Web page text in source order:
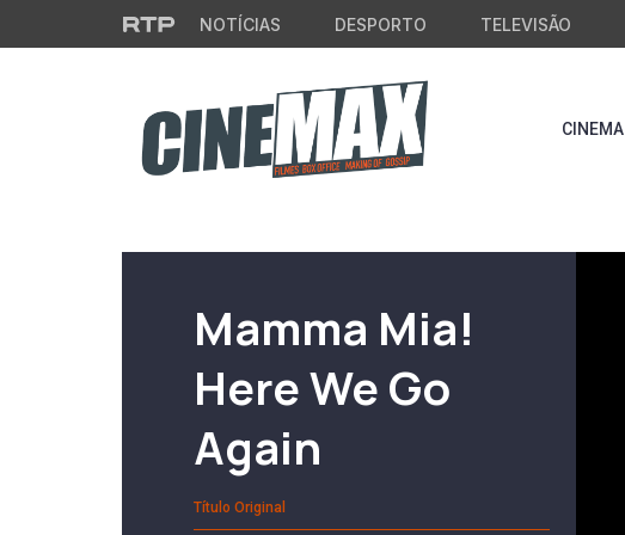
Saltar para o conteúdo principal
NOTÍCIAS DESPORTO TELEVISÃO
CINEMA
Mamma Mia!
Here We Go
Again
Título Original